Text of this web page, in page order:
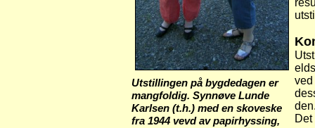
Utstillingen på bygdedagen er
mangfoldig. Synnøve Lunde
Karlsen (t.h.) med en skoveske
fra 1944 vevd av papirhyssing,
ved